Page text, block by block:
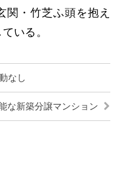
関・竹芝ふ頭を抱え
いる。
なし
な新築分譲マンション